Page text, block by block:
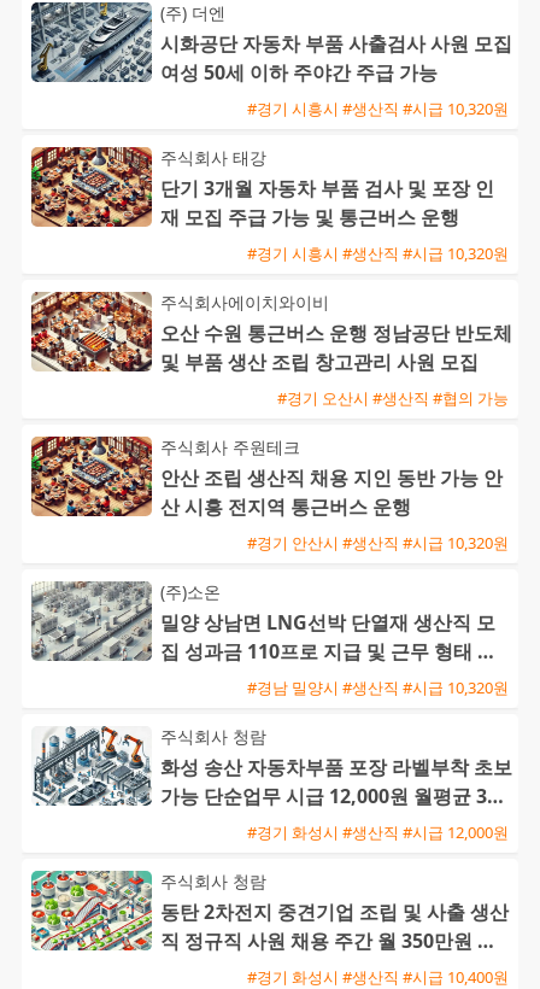
(주) 더엔
시화공단 자동차 부품 사출검사 사원 모집
여성 50세 이하 주야간 주급 가능
#경기 시흥시 #생산직 #시급 10,320원
주식회사 태강
단기 3개월 자동차 부품 검사 및 포장 인
재 모집 주급 가능 및 통근버스 운행
#경기 시흥시 #생산직 #시급 10,320원
주식회사에이치와이비
오산 수원 통근버스 운행 정남공단 반도체
및 부품 생산 조립 창고관리 사원 모집
#경기 오산시 #생산직 #협의 가능
주식회사 주원테크
안산 조립 생산직 채용 지인 동반 가능 안
산 시흥 전지역 통근버스 운행
#경기 안산시 #생산직 #시급 10,320원
(주)소온
밀양 상남면 LNG선박 단열재 생산직 모
집 성과금 110프로 지급 및 근무 형태 선
#경남 밀양시 #생산직 #시급 10,320원
주식회사 청람
화성 송산 자동차부품 포장 라벨부착 초보
가능 단순업무 시급 12,000원 월평균 300
#경기 화성시 #생산직 #시급 12,000원
주식회사 청람
동탄 2차전지 중견기업 조립 및 사출 생산
직 정규직 사원 채용 주간 월 350만원 및
교대 월 370만원#경기 화성시 #생산직 #시급 10,400원